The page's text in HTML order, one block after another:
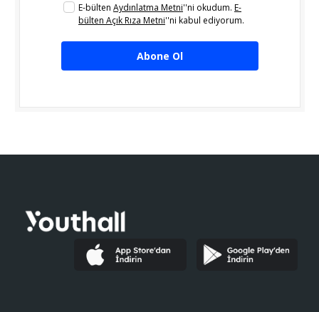
E-bülten Aydınlatma Metni''ni okudum. E-
bülten Açık Rıza Metni''ni kabul ediyorum.
Abone Ol